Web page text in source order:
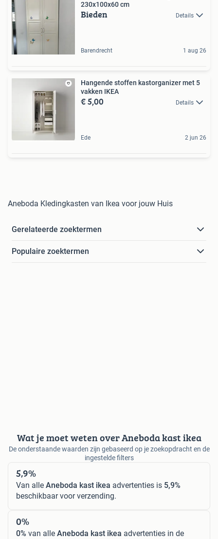
230x100x60 cm
Bieden Details
Barendrecht 1 aug 26
Hangende stoffen kastorganizer met 5
vakken IKEA
€ 5,00 Details
Ede 2 jun 26
Aneboda Kledingkasten van Ikea voor jouw Huis
Gerelateerde zoektermen
Populaire zoektermen
Wat je moet weten over Aneboda kast ikea
De onderstaande waarden zijn gebaseerd op je zoekopdracht en de
ingestelde filters
5,9%
Van alle Aneboda kast ikea advertenties is 5,9%
beschikbaar voor verzending.
0%
0% van alle Aneboda kast ikea advertenties in de